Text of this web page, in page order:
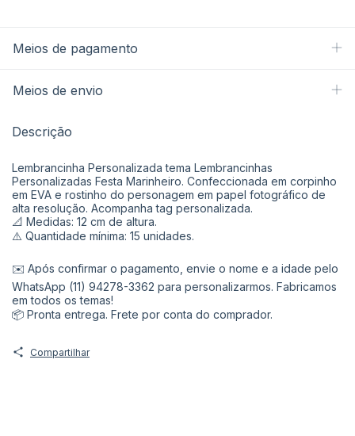
Meios de pagamento
Meios de envio
Descrição
Lembrancinha Personalizada tema Lembrancinhas
Personalizadas Festa Marinheiro. Confeccionada em corpinho
em EVA e rostinho do personagem em papel fotográfico de
alta resolução. Acompanha tag personalizada.
📐 Medidas: 12 cm de altura.
⚠️ Quantidade mínima: 15 unidades.
✉️ Após confirmar o pagamento, envie o nome e a idade pelo
WhatsApp (11) 94278-3362 para personalizarmos. Fabricamos
em todos os temas!
📦 Pronta entrega. Frete por conta do comprador.
Compartilhar